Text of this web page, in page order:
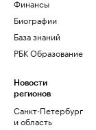
Финансы
Биографии
База знаний
РБК Образование
Новости
регионов
Санкт-Петербург
и область